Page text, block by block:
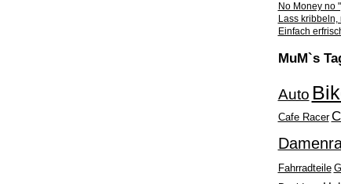
No Money no
Lass
Einfach
MuM`s
Auto
Cafe Racer
Fahrradteile